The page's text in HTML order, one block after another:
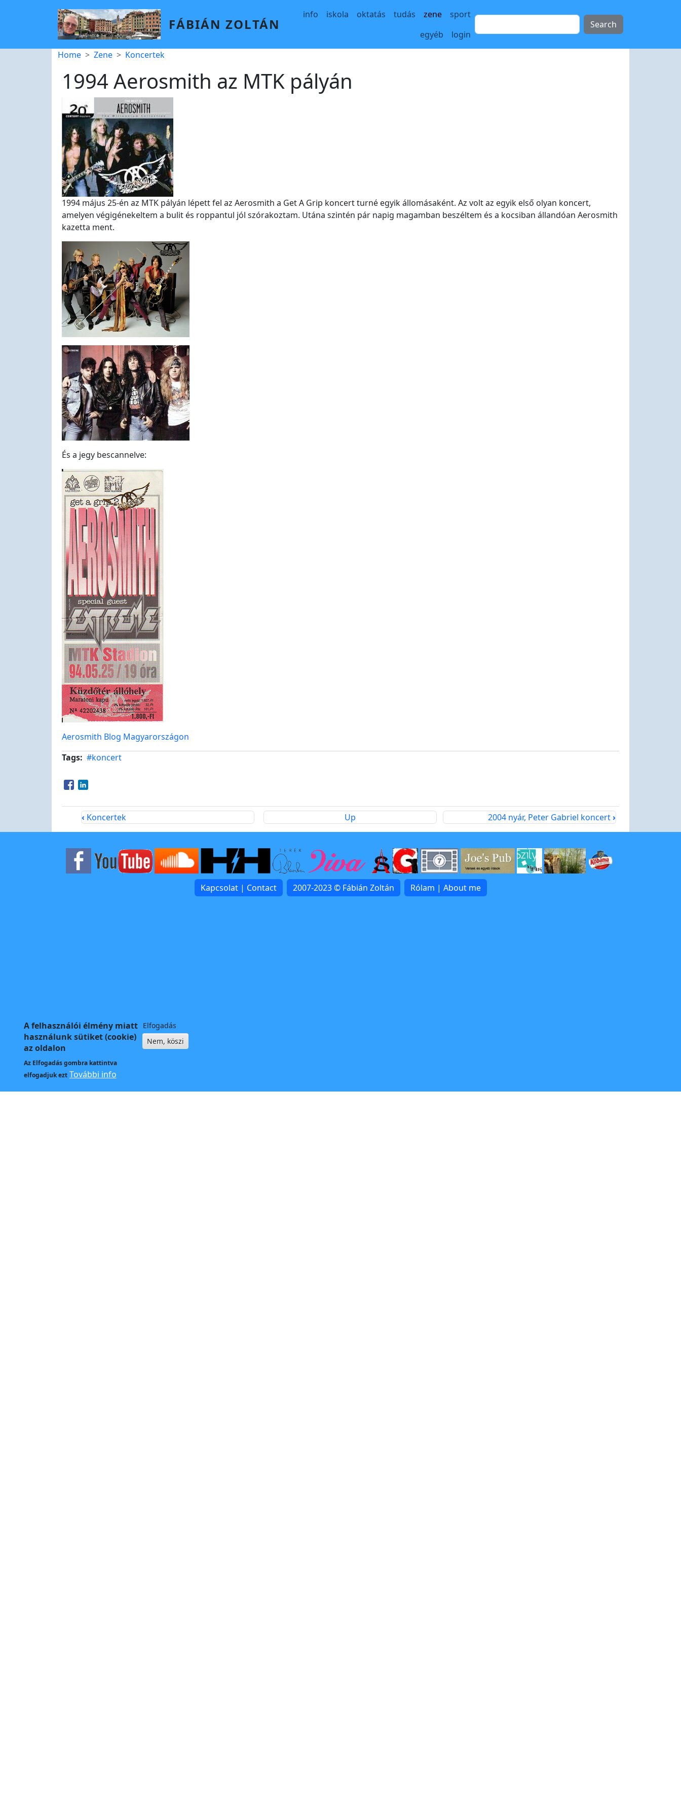
FÁBIÁN ZOLTÁN
Main navigation
info iskola oktatás tudás zene
sport
egyéb
login
Breadcrumb
Home Zene Koncertek
1994 Aerosmith az MTK pályán
1994 május 25-én az MTK pályán lépett fel az Aerosmith a Get A Grip koncert turné egyik állomásaként. Az volt az egyik első olyan koncert,
amelyen végigénekeltem a bulit és roppantul jól szórakoztam. Utána szintén pár napig magamban beszéltem és a kocsiban állandóan Aerosmith
kazetta ment.
És a jegy bescannelve:
Aerosmith Blog Magyarországon
Tags #koncert
Opens in a new window
Opens in a new window
‹ Koncertek Up 2004 nyár, Peter Gabriel koncert›
Kapcsolat | Contact 2007-2023 © Fábián Zoltán Rólam | About me
A felhasználói élmény miatt
használunk sütiket (cookie)
az oldalon
Az Elfogadásgombra kattintva
elfogadjuk ezt További info
Elfogadás
Nem, köszi